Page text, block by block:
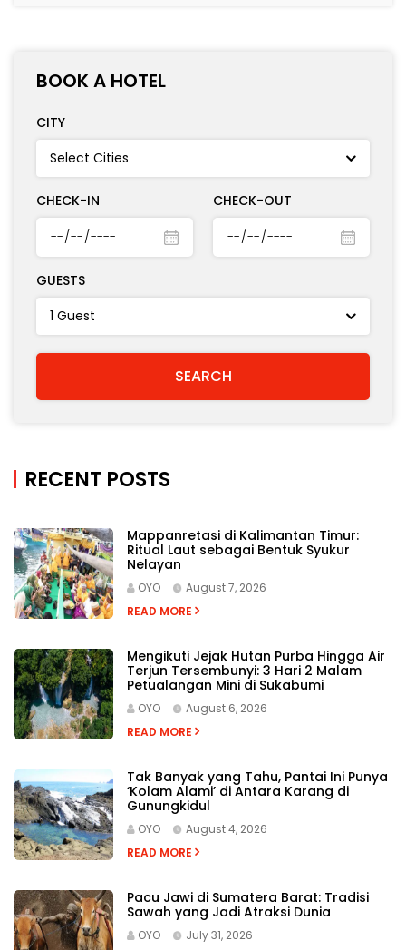
BOOK A HOTEL
CITY
CHECK-IN CHECK-OUT
GUESTS
RECENT POSTS
Mappanretasi di Kalimantan Timur:
Ritual Laut sebagai Bentuk Syukur
Nelayan
OYO
August 7, 2026
READ MORE
Mengikuti Jejak Hutan Purba Hingga Air
Terjun Tersembunyi: 3 Hari 2 Malam
Petualangan Mini di Sukabumi
OYO
August 6, 2026
READ MORE
Tak Banyak yang Tahu, Pantai Ini Punya
‘Kolam Alami’ di Antara Karang di
Gunungkidul
OYO
August 4, 2026
READ MORE
Pacu Jawi di Sumatera Barat: Tradisi
Sawah yang Jadi Atraksi Dunia
OYO
July 31, 2026